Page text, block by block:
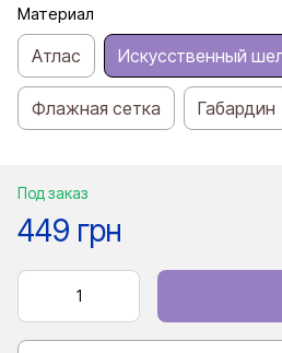
Материал
Атлас Искусственный
Флажная сетка Габардин
Под заказ
449 грн